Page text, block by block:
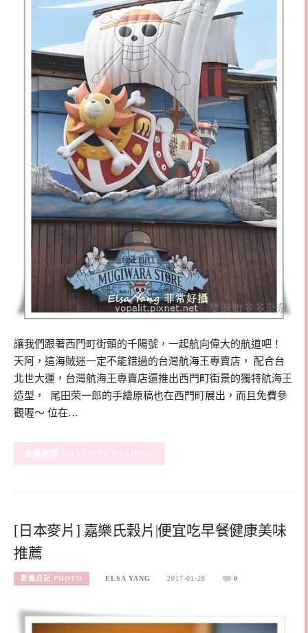
讓我們跟著西門町街頭的千陽號，一起航向偉大的航道吧！
天阿，這海賊迷一定不能錯過的台灣航海王專賣店， 配合台
北世大運，台灣航海王專賣店還推出西門町街景的獨特航海王
造型， 尾田荣一郎的手繪原稿也在西門町展出，而且免費參
觀喔～ 位在…
CONTINUE READING
[日本麥片] 嘉樂氏穀片|便宜吃早餐健康美味
推薦
影像日記 PHOTO ELSA YANG 2017-01-20 0